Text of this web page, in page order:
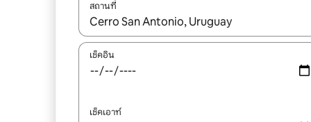
สถานที่
ใช้ลูกศรขึ้นลง หรือใช้การสัมผัสหรือปัด เพื่อสำรวจผ
เช็คอิน
เช็คเอาท์